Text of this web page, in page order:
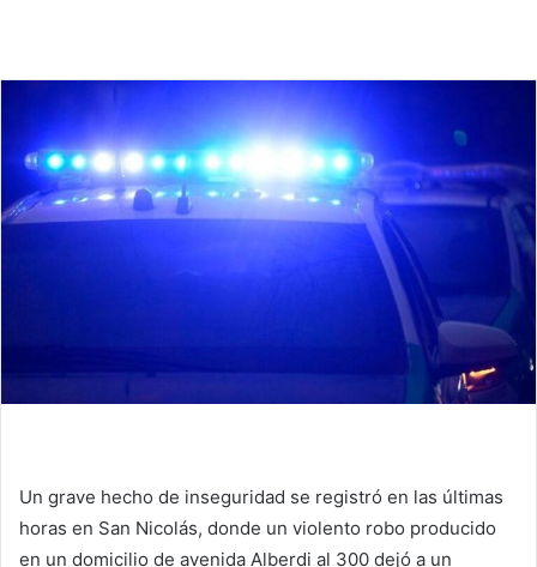
Un grave hecho de inseguridad se registró en las últimas
horas en San Nicolás, donde un violento robo producido
en un domicilio de avenida Alberdi al 300 dejó a un